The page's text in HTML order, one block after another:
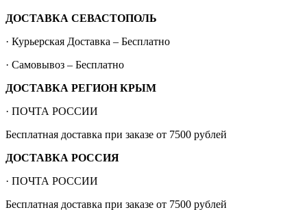
ДОСТАВКА СЕВАСТОПОЛЬ
· Курьерская Доставка – Бесплатно
· Самовывоз – Бесплатно
ДОСТАВКА РЕГИОН КРЫМ
· ПОЧТА РОССИИ
Бесплатная доставка при заказе от 7500 рублей
ДОСТАВКА РОССИЯ
· ПОЧТА РОССИИ
Бесплатная доставка при заказе от 7500 рублей